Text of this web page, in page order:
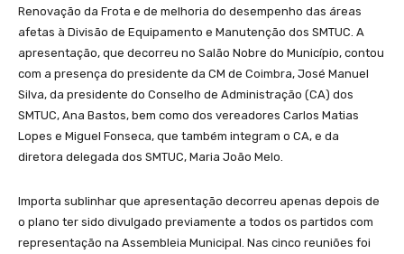
Renovação da Frota e de melhoria do desempenho das áreas
afetas à Divisão de Equipamento e Manutenção dos SMTUC. A
apresentação, que decorreu no Salão Nobre do Município, contou
com a presença do presidente da CM de Coimbra, José Manuel
Silva, da presidente do Conselho de Administração (CA) dos
SMTUC, Ana Bastos, bem como dos vereadores Carlos Matias
Lopes e Miguel Fonseca, que também integram o CA, e da
diretora delegada dos SMTUC, Maria João Melo.
Importa sublinhar que apresentação decorreu apenas depois de
o plano ter sido divulgado previamente a todos os partidos com
representação na Assembleia Municipal. Nas cinco reuniões foi